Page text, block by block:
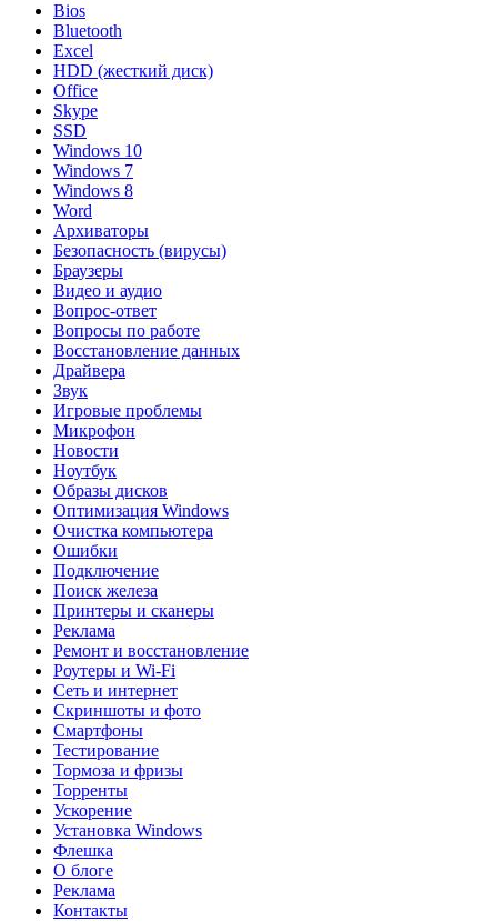
Bios
Bluetooth
Excel
HDD (жесткий диск)
Office
Skype
SSD
Windows 10
Windows 7
Windows 8
Word
Архиваторы
Безопасность (вирусы)
Браузеры
Видео и аудио
Вопрос-ответ
Вопросы по работе
Восстановление данных
Драйвера
Звук
Игровые проблемы
Микрофон
Новости
Ноутбук
Образы дисков
Оптимизация Windows
Очистка компьютера
Ошибки
Подключение
Поиск железа
Принтеры и сканеры
Реклама
Ремонт и восстановление
Роутеры и Wi-Fi
Сеть и интернет
Скриншоты и фото
Смартфоны
Тестирование
Тормоза и фризы
Торренты
Ускорение
Установка Windows
Флешка
О блоге
Реклама
Контакты